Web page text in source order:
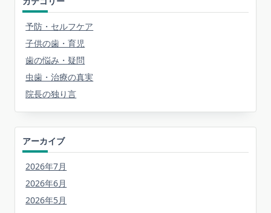
予防・セルフケア
子供の歯・育児
歯の悩み・疑問
虫歯・治療の真実
院長の独り言
アーカイブ
2026年7月
2026年6月
2026年5月